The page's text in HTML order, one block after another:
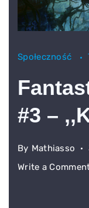
Społeczność
#3 –
By Mathiasso
Write a